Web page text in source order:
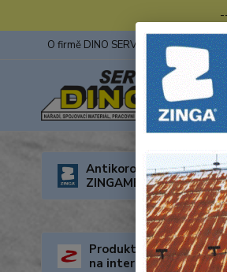
O firmě DINO SERVIS s.r.o. ZINGA
Antikorozní nátěry
ZINGAMETALL
Produkty za nejnižší
na internetu